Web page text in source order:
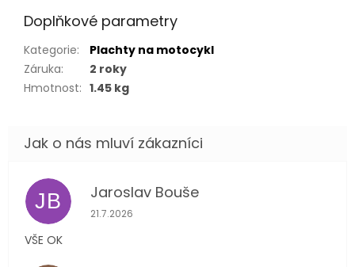
Doplňkové parametry
Kategorie:
Plachty na motocykl
Záruka:
2 roky
Hmotnost: 1.45 kg
JB Jaroslav Bouše
Hodnocení obchodu je 5 z 5 hvězdiček.
21.7.2026
VŠE OK